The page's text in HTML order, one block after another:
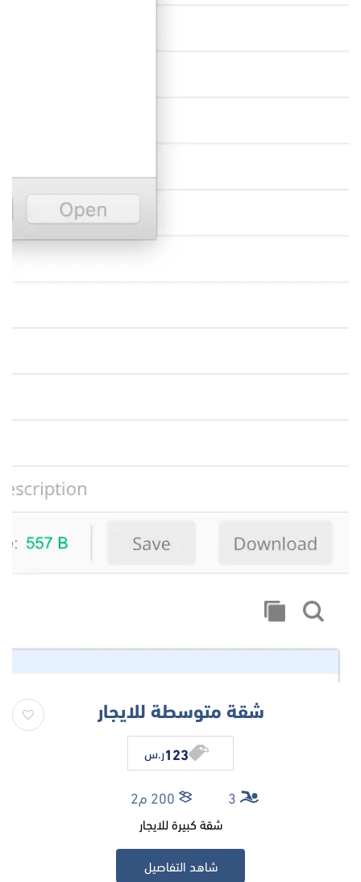
شقة متوسطة للايجار
123ر.س
3 200 م2
شقة كبيرة للايجار
شاهد التفاصيل